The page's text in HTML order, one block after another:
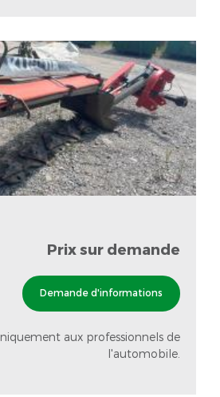
Prix sur demande
Demande d'informations
aux professionnels de
l'automobile.